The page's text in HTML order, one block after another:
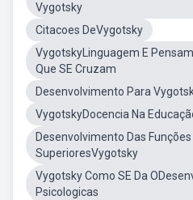
Vygotsky
Citacoes DeVygotsky
VygotskyLinguagem E
Que SE Cruzam
Desenvolvimento Para
VygotskyDocencia Na
Desenvolvimento Das
SuperioresVygotsky
Vygotsky Como SE Da
Psicologicas